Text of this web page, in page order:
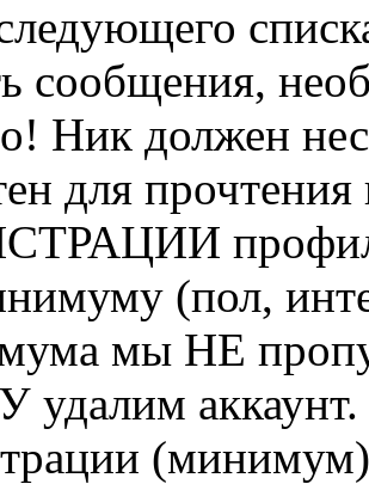
сообщения,
Ник должен
для
профиль
(пол,
мы НЕ
удалим